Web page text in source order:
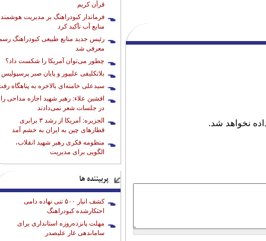
قرآن کریم
فرماندار کبودراهنگ بر مدیریت هوشمند
منابع آب تأکید کرد
رئیس جدید منابع طبیعی کبودراهنگ
معرفی شد
چطور می‌توان آمریکا را شکست داد؟
بلاتکلیفی علیپور و پایان صبر پرسپولیس
سیدعلی خامنه‌ای بالاخره به پناهگاه
افشین علاء: رهبر شهید اجازه مداحی را
در جلسات شعر نمی‌دادند
الجزیره: آمریکا از رشد ۳ برابری
قطارهای چین به ایران به خشم آمد
منظومه فکری رهبر شهید انقلاب،
الگویی برای مدیریت
پربیننده ها
کشف انبار ۵۰۰ تنی نهاده دامی
احتکارشده کبودراهنگ
مهلت پانزده‌روزه استانداری برای
ساماندهی غار علیصدر
نخواهد شد.